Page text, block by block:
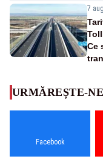
7
Ce
URMĂREȘTE-
Facebook